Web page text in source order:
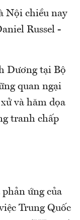
Nội chiều nay
Russel -
Dương tại Bộ
quan ngại
và hăm dọa
tranh chấp
ứng của
Trung Quốc